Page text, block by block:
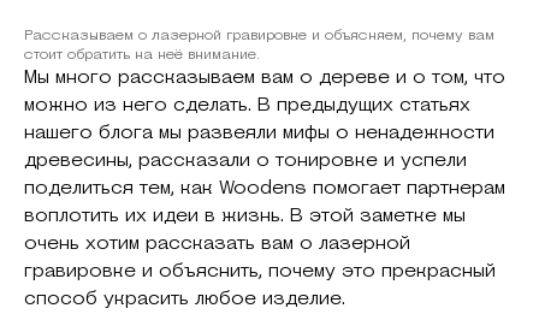
Рассказываем о лазерной гравировке и объясняем, почему вам
стоит обратить на неё внимание.
Мы много рассказываем вам о дереве и о том, что
можно из него сделать. В предыдущих статьях
нашего блога мы развеяли мифы о ненадежности
древесины, рассказали о тонировке и успели
поделиться тем, как Woodens помогает партнерам
воплотить их идеи в жизнь. В этой заметке мы
очень хотим рассказать вам о лазерной
гравировке и объяснить, почему это прекрасный
способ украсить любое изделие.